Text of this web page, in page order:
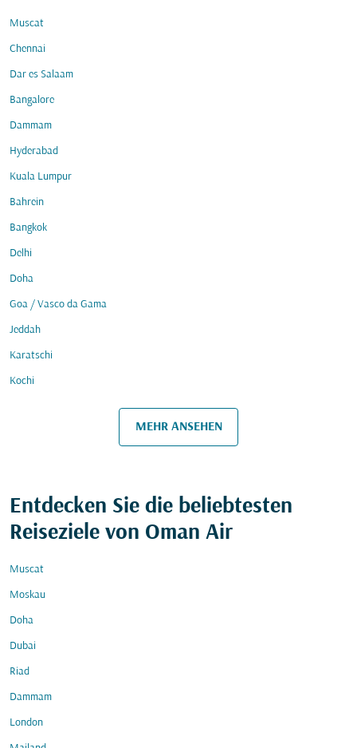
Muscat
Chennai
Dar es Salaam
Bangalore
Dammam
Hyderabad
Kuala Lumpur
Bahrein
Bangkok
Delhi
Doha
Goa / Vasco da Gama
Jeddah
Karatschi
Kochi
MEHR ANSEHEN
Entdecken Sie die beliebtesten
Reiseziele von Oman Air
Muscat
Moskau
Doha
Dubai
Riad
Dammam
London